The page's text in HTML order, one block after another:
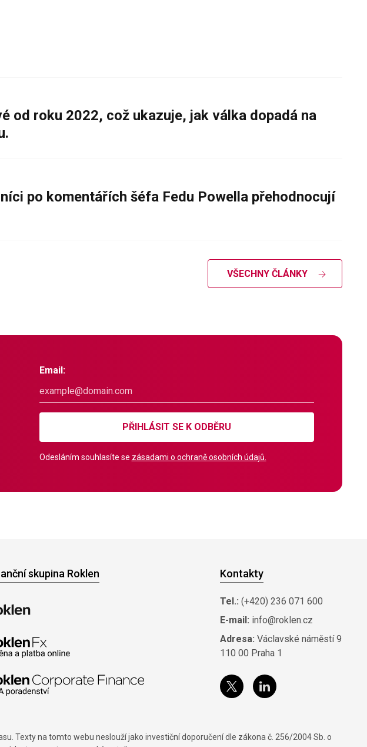
od roku 2022, což ukazuje, jak válka dopadá na
po komentářích šéfa Fedu Powella přehodnocují
VŠECHNY ČLÁNKY
Email:
PŘIHLÁSIT SE K ODBĚRU
Odesláním souhlasíte se zásadami o ochraně osobních údajů.
skupina Roklen Kontakty
Tel.: (+420) 236 071 600
E-mail: info@roklen.cz
Adresa: Václavské náměstí 9
110 00 Praha 1
Texty na tomto webu neslouží jako investiční doporučení dle zákona č. 256/2004 Sb. o